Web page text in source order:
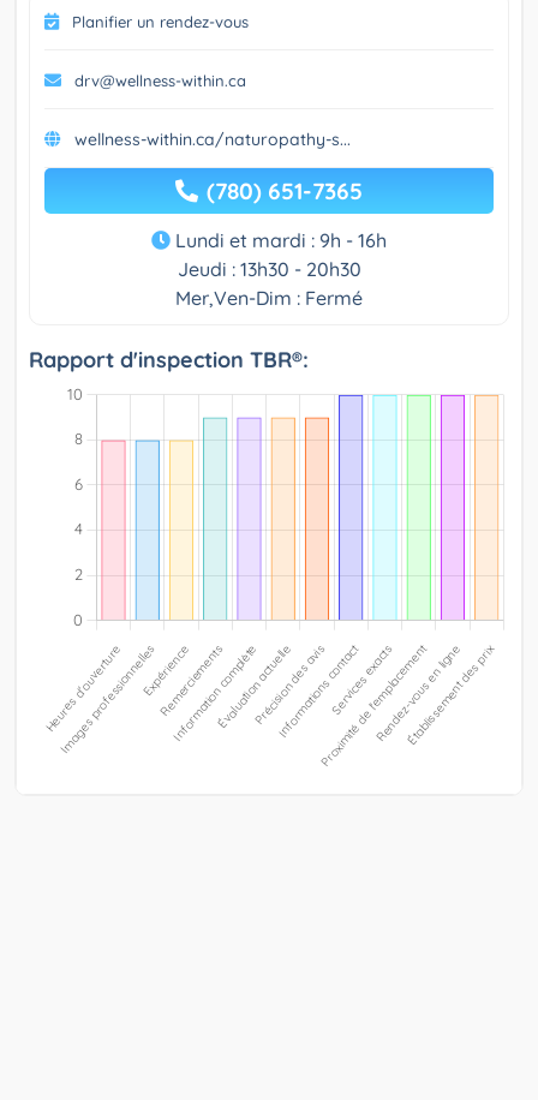
Planifier un rendez-vous
drv@wellness-within.ca
wellness-within.ca/naturopathy-s...
(780) 651-7365
Lundi et mardi : 9h - 16h
Jeudi : 13h30 - 20h30
Mer,Ven-Dim : Fermé
Rapport d'inspection TBR®: